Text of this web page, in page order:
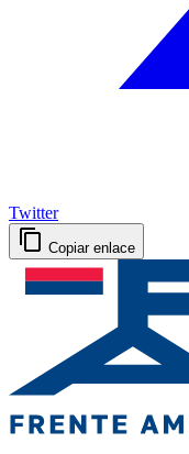
Twitter
Copiar enlace